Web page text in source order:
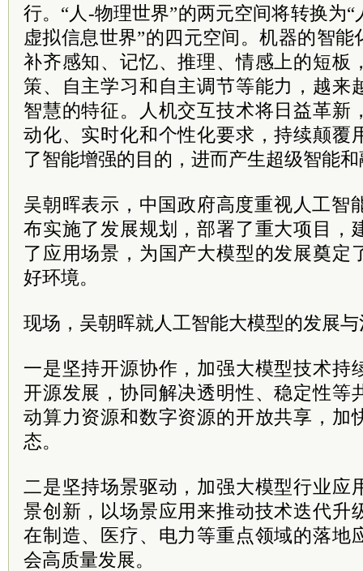
行。“人-物理世界”的两元空间将转换为
虚拟信息世界”的四元空间。机器的智
补齐感知、记忆、推理、情感上的短板
策、自主学习和自主调节等能力，越来
智慧的特征。人机交互技术将日益革新
动化、实时化和个性化要求，持续颠覆
了智能增强的目的，进而产生超级智能
吴朝晖表示，中国政府高度重视人工智
布实施了发展规划，部署了重大项目，
了应用场景，为国产大模型的发展奠定
好环境。
现场，吴朝晖就人工智能大模型的发展
一是坚持开源协作，加强大模型技术持
开源发展，协同解决透明性、稳定性等
动算力资源和数字资源的开放共享，加
态。
二是坚持场景驱动，加强大模型行业应
景创新，以场景应用来推动技术迭代升
在制造、医疗、电力等重点领域的落地
会高质量发展。